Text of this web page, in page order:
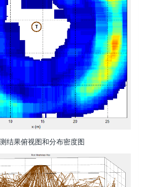
结果俯视图和分布密度图